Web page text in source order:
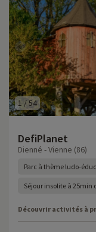
1 /54
DefiPlanet
Dienné - Vienne (86)
Parc à thème ludo-
Séjour insolite à 25min
Découvrir activités à